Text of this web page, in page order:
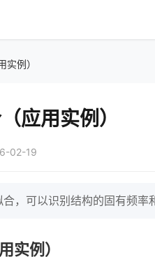
例）
应用实例）
02-19
，可以识别结构的固有频率
实例）